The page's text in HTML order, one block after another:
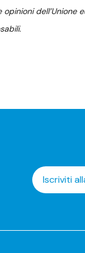
dell’Unione
Iscriviti